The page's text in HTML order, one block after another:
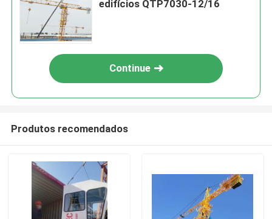
edifícios QTP7030-12/16
Continue
Produtos recomendados